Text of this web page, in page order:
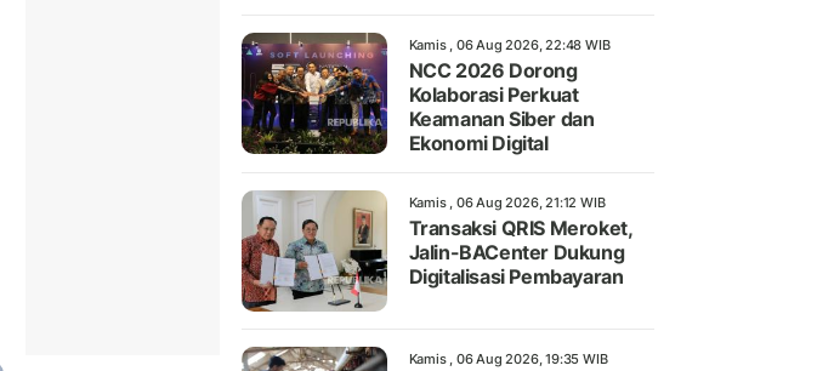
Kamis , 06 Aug 2026, 22:48 WIB
NCC 2026 Dorong
Kolaborasi Perkuat
Keamanan Siber dan
Ekonomi Digital
Kamis , 06 Aug 2026, 21:12 WIB
Transaksi QRIS Meroket,
Jalin-BACenter Dukung
Digitalisasi Pembayaran
Kamis , 06 Aug 2026, 19:35 WIB